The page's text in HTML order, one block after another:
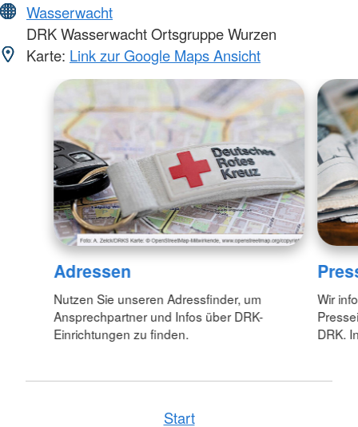
Wasserwacht
DRK Wasserwacht Ortsgruppe Wurzen
Karte: Link zur Google Maps Ansicht
Adressen
Nutzen Sie unseren Adressfinder, um
Ansprechpartner und Infos über DRK-
Einrichtungen zu finden.
Wir
DRK.
Start